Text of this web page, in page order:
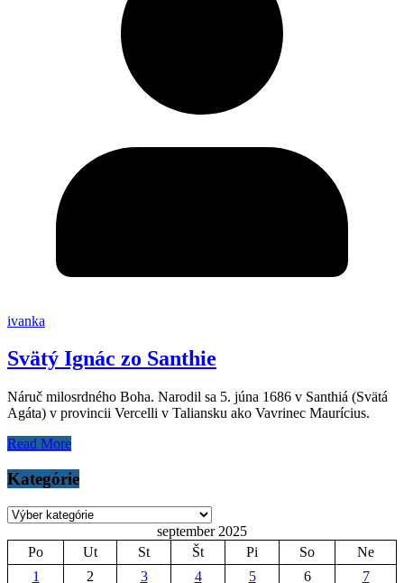
ivanka
Svätý Ignác zo Santhie
Náruč milosrdného Boha. Narodil sa 5. júna 1686 v Santhiá (Svätá
Agáta) v provincii Vercelli v Taliansku ako Vavrinec Maurícius.
Read More
Kategórie
Kategórie
september 2025
Po
Ut St Št Pi So
Ne
1
2 3 4 5 6 7